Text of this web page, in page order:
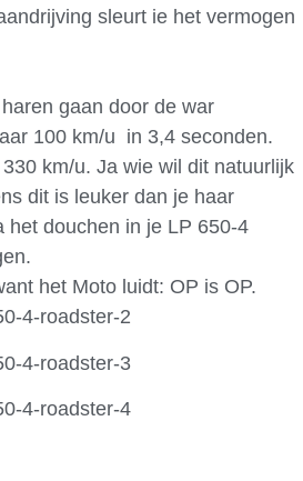
sleurt ie het vermogen
gaan door de war
100 km/u in 3,4 seconden.
km/u. Ja wie wil dit natuurlijk
dit is leuker dan je haar
het douchen in je LP 650-4
het Moto luidt: OP is OP.